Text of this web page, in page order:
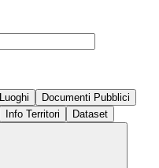
Luoghi
Documenti Pubblici
Info Territori Dataset